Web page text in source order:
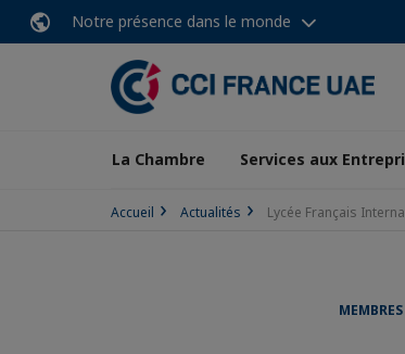
Notre présence dans le monde
La Chambre Services aux
Accueil Actualités Lycée Français
MEMBRES